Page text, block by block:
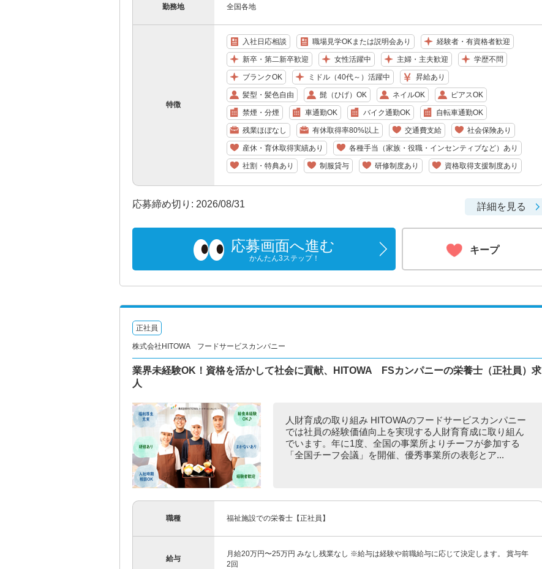
勤務地 全国各地
特徴
入社日応相談 職場見学OKまたは説明会あり 経験者・有資格者歓迎
新卒・第二新卒歓迎 女性活躍中 主婦・主夫歓迎 学歴不問
ブランクOK ミドル（40代～）活躍中 昇給あり
髪型・髪色自由 髭（ひげ）OK ネイルOK ピアスOK
禁煙・分煙 車通勤OK バイク通勤OK 自転車通勤OK
残業ほぼなし 有休取得率80%以上 交通費支給 社会保険あり
産休・育休取得実績あり 各種手当（家族・役職・インセンティブなど）あり
社割・特典あり 制服貸与 研修制度あり 資格取得支援制度あり
応募締め切り: 2026/08/31 詳細を見る
応募画面へ進む
かんたん3ステップ！
キープ
正社員
株式会社HITOWA フードサービスカンパニー
業界未経験OK！資格を活かして社会に貢献、HITOWA FSカンパニーの栄養士（正社員）求
人
人財育成の取り組み HITOWAのフードサービスカンパニー
では社員の経験価値向上を実現する人財育育成に取り組ん
でいます。年に1度、全国の事業所よりチーフが参加する
「全国チーフ会議」を開催、優秀事業所の表彰とア...
職種 福祉施設での栄養士【正社員】
給与
月給20万円〜25万円 みなし残業なし ※給与は経験や前職給与に応じて決定します。 賞与年
2回